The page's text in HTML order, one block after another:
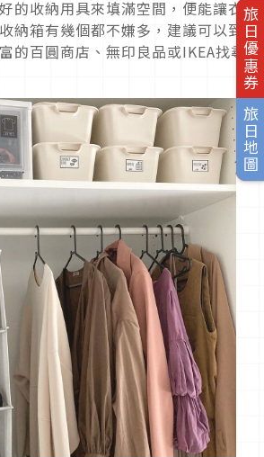
旅日優惠券
旅日地圖
的收納用具來填滿空間，便能讓衣
納箱有幾個都不嫌多，建議可以到
的百圓商店、無印良品或IKEA找尋